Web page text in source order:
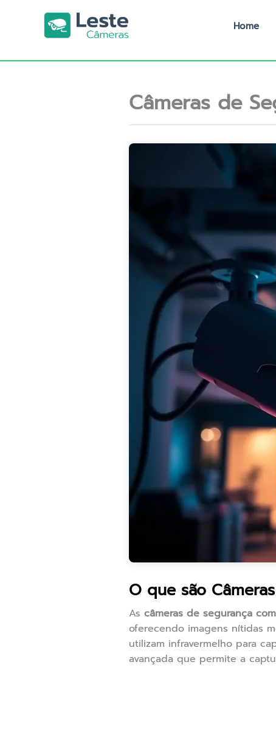
Home
Câmeras de
O que são
As câmeras de segurança
oferecendo imagens nítidas
utilizam infravermelho para
avançada que permite a